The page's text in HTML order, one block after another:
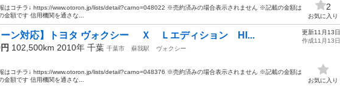
はコチラ↓ https://www.otoron.jp/lists/detail?carno=048022 ※売約済みの場合表示されません ※記載の金額は
金額です 信用機関を通さな...
2
お気に入り
ーン対応】トヨタ ヴォクシー Ｘ Ｌエディション HI...
102,500km 2010年 千葉 千葉市 蘇我駅
ヴォクシー
はコチラ↓ https://www.otoron.jp/lists/detail?carno=048376 ※売約済みの場合表示されません ※記載の金額は
金額です 信用機関を通さな...
更新11月13日
作成11月13日
お気に入り